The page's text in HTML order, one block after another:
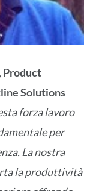
, Product
Solutions
forza lavoro
per
La nostra
la produttività